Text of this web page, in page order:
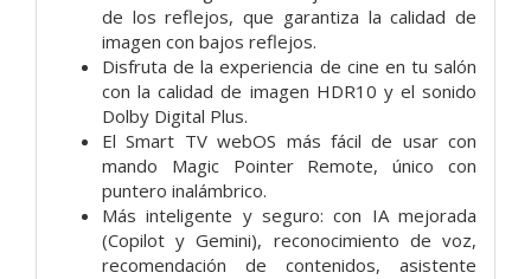
de los reflejos, que garantiza la calidad de
imagen con bajos reflejos.
Disfruta de la experiencia de cine en tu salón
con la calidad de imagen HDR10 y el sonido
Dolby Digital Plus.
El Smart TV webOS más fácil de usar con
mando Magic Pointer Remote, único con
puntero inalámbrico.
Más inteligente y seguro: con IA mejorada
(Copilot y Gemini), reconocimiento de voz,
recomendación de contenidos, asistente